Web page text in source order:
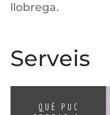
llobrega.
Serveis